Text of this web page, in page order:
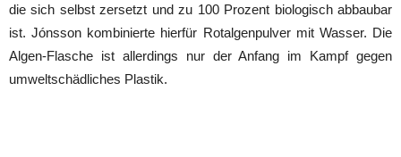
die sich selbst zersetzt und zu 100 Prozent biologisch abbaubar
ist. Jónsson kombinierte hierfür Rotalgenpulver mit Wasser. Die
Algen-Flasche ist allerdings nur der Anfang im Kampf gegen
umweltschädliches Plastik.